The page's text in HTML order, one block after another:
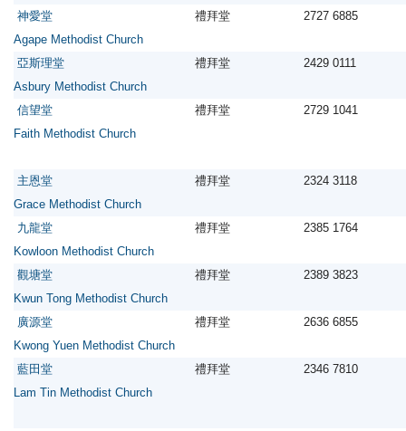
神愛堂
Agape Methodist Church
禮拜堂 2727 6885
亞斯理堂
Asbury Methodist Church
禮拜堂 2429 0111
信望堂
Faith Methodist Church
禮拜堂 2729 1041
主恩堂
Grace Methodist Church
禮拜堂 2324 3118
九龍堂
Kowloon Methodist Church
禮拜堂 2385 1764
觀塘堂
Kwun Tong Methodist Church
禮拜堂 2389 3823
廣源堂
Kwong Yuen Methodist Church
禮拜堂 2636 6855
藍田堂
Lam Tin Methodist Church
禮拜堂 2346 7810